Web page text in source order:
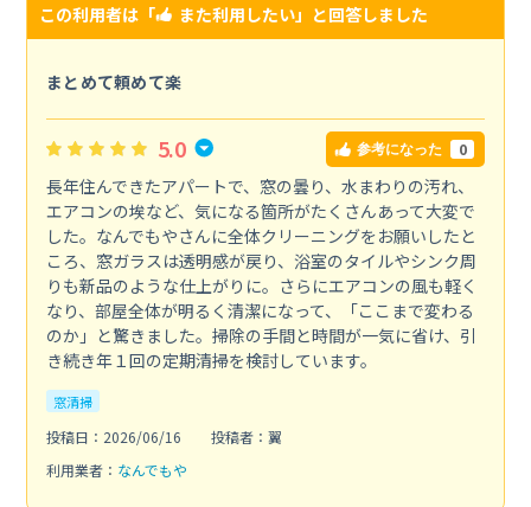
この利用者は「 また利用したい」と回答しました
まとめて頼めて楽
5.0 参考になった 0
長年住んできたアパートで、窓の曇り、水まわりの汚れ、
エアコンの埃など、気になる箇所がたくさんあって大変で
した。なんでもやさんに全体クリーニングをお願いしたと
ころ、窓ガラスは透明感が戻り、浴室のタイルやシンク周
りも新品のような仕上がりに。さらにエアコンの風も軽く
なり、部屋全体が明るく清潔になって、「ここまで変わる
のか」と驚きました。掃除の手間と時間が一気に省け、引
き続き年１回の定期清掃を検討しています。
窓清掃
投稿日：2026/06/16
投稿者：翼
利用業者： なんでもや